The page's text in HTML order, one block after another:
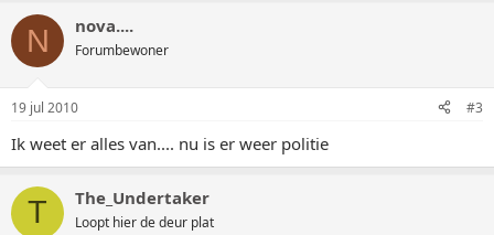
N nova....
Forumbewoner
19 jul 2010 #3
Ik weet er alles van.... nu is er weer politie
T The_Undertaker
Loopt hier de deur plat